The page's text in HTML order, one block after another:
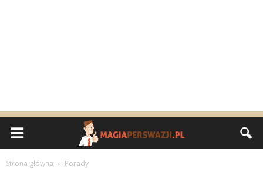
Strona główna Porady